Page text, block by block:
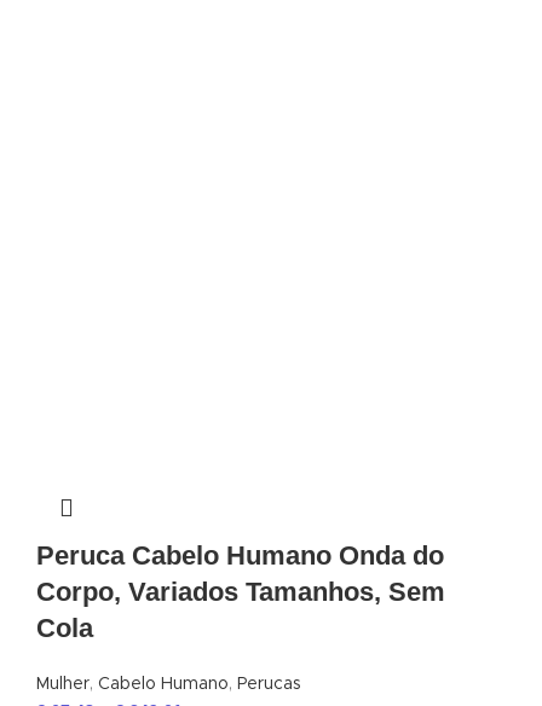
Peruca Cabelo Humano Onda do
Corpo, Variados Tamanhos, Sem
Cola
Mulher, Cabelo Humano, Perucas